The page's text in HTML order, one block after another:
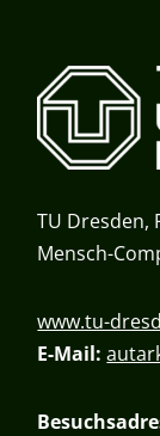
TU Dresden,
Mensch-
www.tu-
E-Mail: